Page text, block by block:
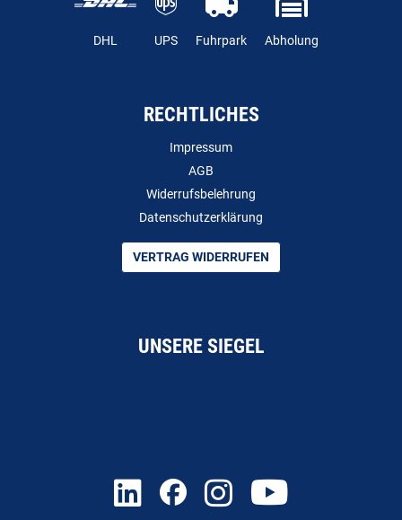
DHL UPS Fuhrpark Abholung
RECHTLICHES
Impressum
AGB
Widerrufsbelehrung
Datenschutzerklärung
VERTRAG WIDERRUFEN
UNSERE SIEGEL